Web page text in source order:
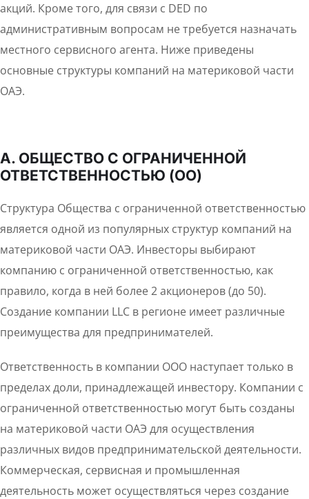
акций. Кроме того, для связи с DED по
административным вопросам не требуется назначать
местного сервисного агента. Ниже приведены
основные структуры компаний на материковой части
ОАЭ.
A. ОБЩЕСТВО С ОГРАНИЧЕННОЙ
ОТВЕТСТВЕННОСТЬЮ (ОО)
Структура Общества с ограниченной ответственностью
является одной из популярных структур компаний на
материковой части ОАЭ. Инвесторы выбирают
компанию с ограниченной ответственностью, как
правило, когда в ней более 2 акционеров (до 50).
Создание компании LLC в регионе имеет различные
преимущества для предпринимателей.
Ответственность в компании ООО наступает только в
пределах доли, принадлежащей инвестору. Компании с
ограниченной ответственностью могут быть созданы
на материковой части ОАЭ для осуществления
различных видов предпринимательской деятельности.
Коммерческая, сервисная и промышленная
деятельность может осуществляться через создание